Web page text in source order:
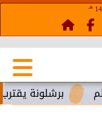
هـ
يقترب من